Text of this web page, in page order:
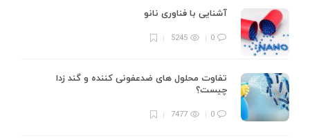
آشنایی با فناوری نانو
0
5245
تفاوت محلول های ضدعفونی کننده و گند زدا
چیست؟
0
7477